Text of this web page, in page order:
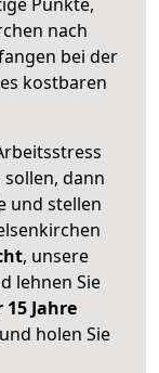
nach
bei der
kostbaren
dann
und stellen
, unsere
lehnen Sie
Jahre
holen Sie